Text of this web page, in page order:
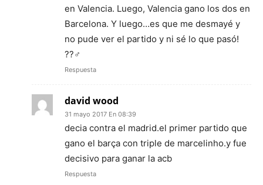
en Valencia. Luego, Valencia gano los dos en
Barcelona. Y luego…es que me desmayé y
no pude ver el partido y ni sé lo que pasó!
??‍♂️
Respuesta
david wood
31 mayo 2017 En 08:39
decia contra el madrid.el primer partido que
gano el barça con triple de marcelinho.y fue
decisivo para ganar la acb
Respuesta